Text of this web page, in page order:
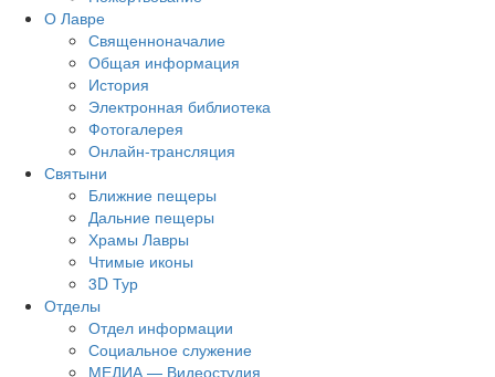
О Лавре
Священноначалие
Общая информация
История
Электронная библиотека
Фотогалерея
Онлайн-трансляция
Святыни
Ближние пещеры
Дальние пещеры
Храмы Лавры
Чтимые иконы
3D Тур
Отделы
Отдел информации
Социальное служение
МЕДИА — Видеостудия